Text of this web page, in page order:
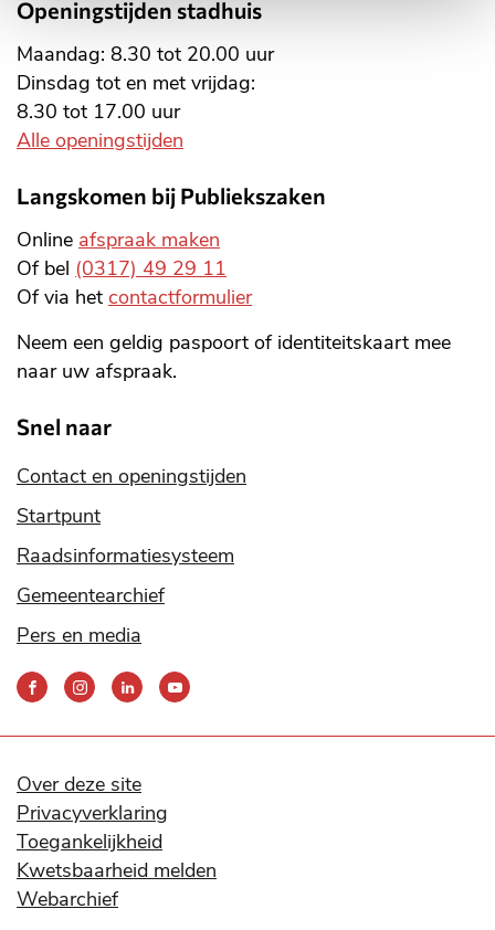
Openingstijden stadhuis
Maandag: 8.30 tot 20.00 uur
Dinsdag tot en met vrijdag:
8.30 tot 17.00 uur
Alle openingstijden
Langskomen bij Publiekszaken
Online afspraak maken
Of bel (0317) 49 29 11
Of via het contactformulier
Neem een geldig paspoort of identiteitskaart mee
naar uw afspraak.
Snel naar
Contact en openingstijden
Startpunt
Raadsinformatiesysteem
Gemeentearchief
Pers en media
Bereik
ons
social
media
kanalen
Over deze site
Privacyverklaring
Toegankelijkheid
Kwetsbaarheid melden
Webarchief